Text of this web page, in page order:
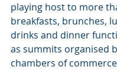
playing host to more
breakfasts, brunches,
drinks and dinner
as summits organised
chambers of